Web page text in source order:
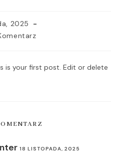
2025
is your first post. Edit or delete
18 LISTOPADA, 2025